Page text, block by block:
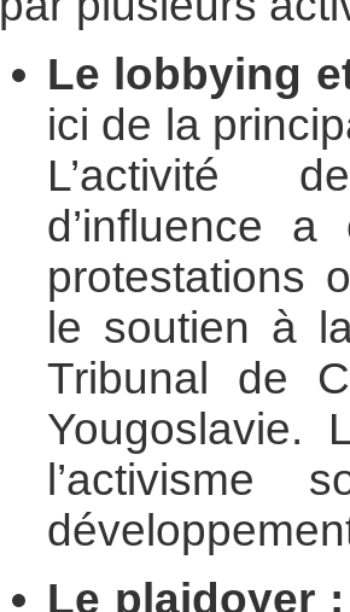
Le lobbying
ici de la
L’activité
d’influence
protestations
le soutien à
Tribunal de
Yougoslavie.
Le plaidoyer :